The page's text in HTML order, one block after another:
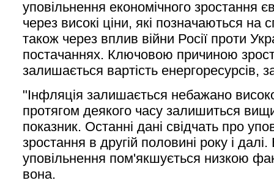
уповільнення економічного зростання
через високі ціни, які позначаються на
також через вплив війни Росії проти
постачаннях. Ключовою причиною
залишається вартість енергоресурсів,
"Інфляція залишається небажано
протягом деякого часу залишиться
показник. Останні дані свідчать про
зростання в другій половині року і
уповільнення пом'якшується низкою
вона.